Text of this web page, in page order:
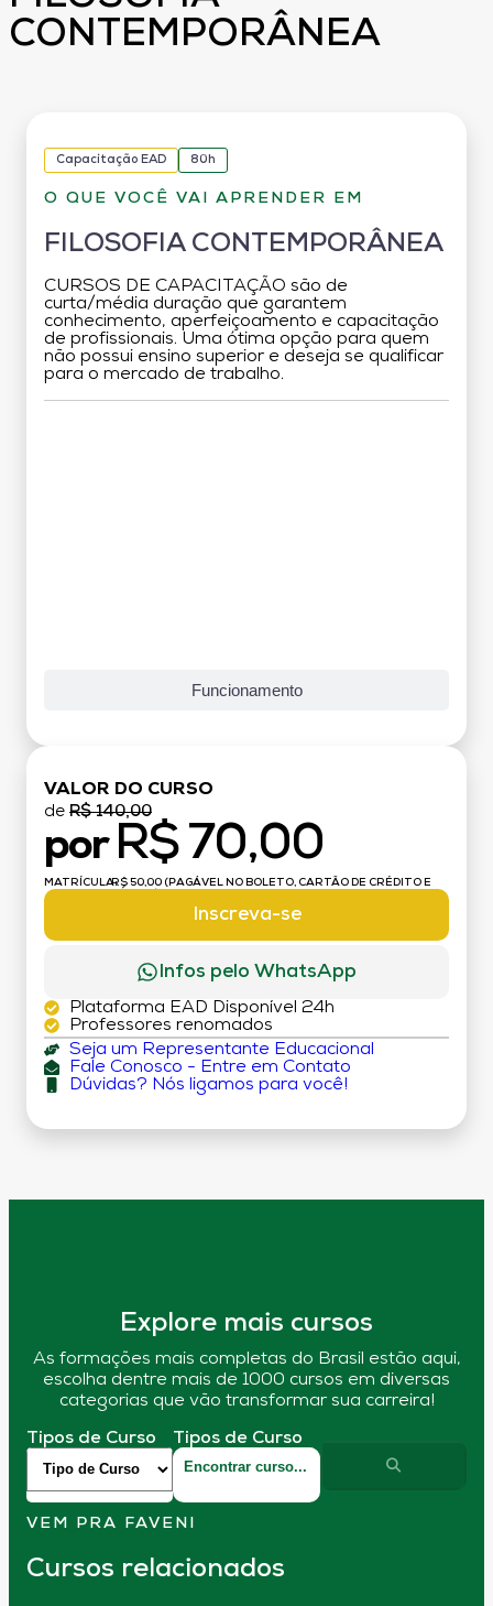
CONTEMPORÂNEA
Capacitação EAD 80h
O QUE VOCÊ VAI APRENDER EM
FILOSOFIA CONTEMPORÂNEA
CURSOS DE CAPACITAÇÃO são de
curta/média duração que garantem
conhecimento, aperfeiçoamento e capacitação
de profissionais. Uma ótima opção para quem
não possui ensino superior e deseja se qualificar
para o mercado de trabalho.
Funcionamento
VALOR DO CURSO
de R$ 140,00
por R$ 70,00
MATRÍCULA:R$ 50,00 (PAGÁVEL NO BOLETO, CARTÃO DE CRÉDITO E
Inscreva-se
Infos pelo WhatsApp
Plataforma EAD Disponível 24h
Professores renomados
Seja um Representante Educacional
Fale Conosco - Entre em Contato
Dúvidas? Nós ligamos para você!
Explore mais cursos
As formações mais completas do Brasil estão aqui,
escolha dentre mais de 1000 cursos em diversas
categorias que vão transformar sua carreira!
Tipos de Curso Tipos de Curso
VEM PRA FAVENI
Cursos relacionados